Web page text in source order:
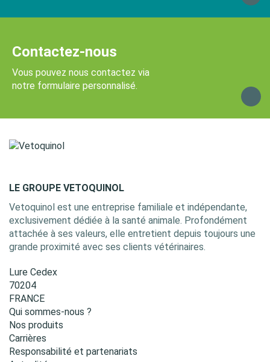
Contactez-nous
Vous pouvez nous contactez via
notre formulaire personnalisé.
LE GROUPE VETOQUINOL
Vetoquinol est une entreprise familiale et indépendante,
exclusivement dédiée à la santé animale. Profondément
attachée à ses valeurs, elle entretient depuis toujours une
grande proximité avec ses clients vétérinaires.
Lure Cedex
70204
FRANCE
Qui sommes-nous ?
Nos produits
Carrières
Responsabilité et partenariats